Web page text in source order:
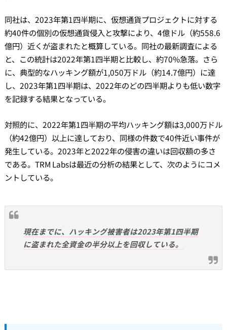
同社は、2023年第1四半期に、仮想通貨プロジェクトに対する
約40件の個別の仮想通貨侵入と攻撃により、4億ドル（約558.6
億円）近くが盗まれたと概算している。同社の最新調査による
と、この統計は2022年第1四半期と比較し、約70%急落。さら
に、典型的なハッキング額が1,050万ドル（約14.7億円）に達
し、2023年第1四半期は、2022年のどの四半期よりも低い数字
を記録する結果となっている。
対照的に、2022年第1四半期の平均ハッキング額は3,000万ドル
（約42億円）以上に達しており、同様の件数で40件近い事件が
発生している。2023年と2022年の侵害の違いは回収額の多さ
である。TRM Labsは最近の分析の結果として、次のようにコメ
ントしている。
現在までに、ハッキング被害者は2023年第1四半期
に盗まれた全資金の半分以上を回収している。